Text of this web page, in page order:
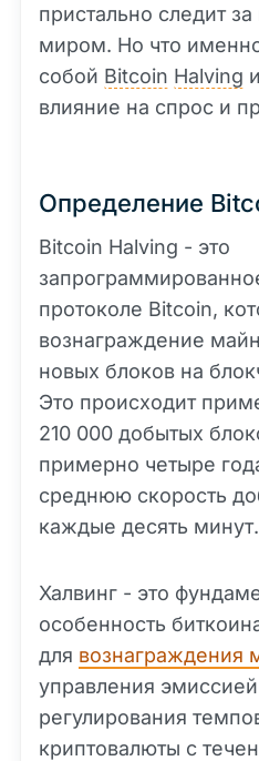
пристально следит
миром. Но что
собой Bitcoin Halving
влияние на спрос и
Определение
Bitcoin Halving - это
протоколе Bitcoin,
вознаграждение
новых блоков на
Это происходит
210 000 добытых
примерно четыре
среднюю скорость
каждые десять минут.
Халвинг - это
особенность
для вознаграждения
управления
регулирования
криптовалюты с